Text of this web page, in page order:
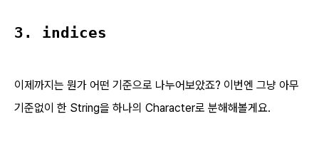
3. indices
이제까지는 뭔가 어떤 기준으로 나누어보았죠? 이번엔 그냥 아무
기준없이 한 String을 하나의 Character로 분해해볼게요.